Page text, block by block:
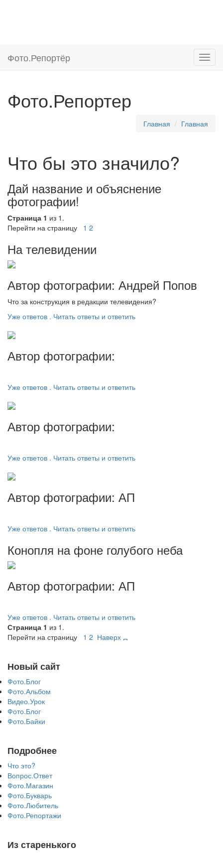
Фото.Репортёр
Фото.Репортер
Главная Главная
Что бы это значило?
Дай название и объяснение
фотографии!
Страница 1 из 1.
Перейти на страницу 1 2
На телевидении
Автор фотографии: Андрей Попов
Что за конструкция в редакции телевидения?
Уже ответов . Читать ответы и ответить
Автор фотографии:
Уже ответов . Читать ответы и ответить
Автор фотографии:
Уже ответов . Читать ответы и ответить
Автор фотографии: АП
Уже ответов . Читать ответы и ответить
Конопля на фоне голубого неба
Автор фотографии: АП
Уже ответов . Читать ответы и ответить
Страница 1 из 1.
Перейти на страницу 1 2 Наверх
Новый сайт
Фото.Блог
Фото.Альбом
Видео.Урок
Фото.Блог
Фото.Байки
Подробнее
Что это?
Вопрос.Ответ
Фото.Магазин
Фото.Букварь
Фото.Любитель
Фото.Репортажи
Из старенького